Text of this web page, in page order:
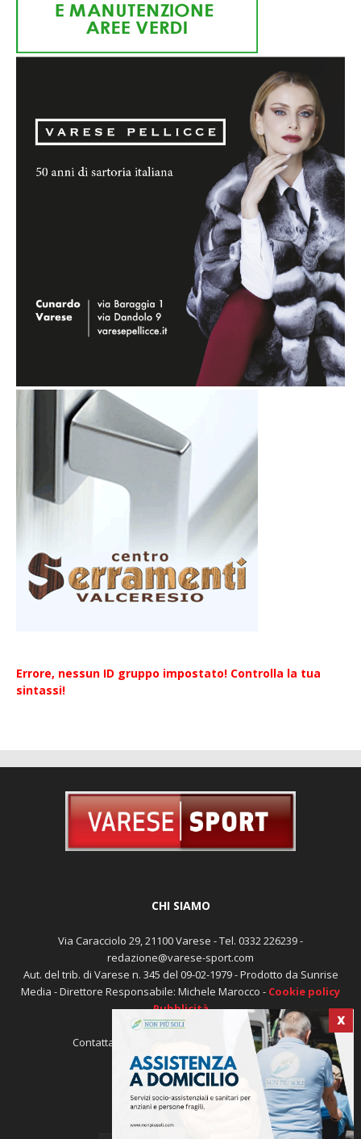
X
CHI SIAMO
Via Caracciolo 29, 21100 Varese - Tel. 0332 226239 -
redazione@varese-sport.com
Aut. del trib. di Varese n. 345 del 09-02-1979 - Prodotto da Sunrise
Media - Direttore Responsabile: Michele Marocco -Cookie policy
redazione@varese-sport.com
SEGUICI